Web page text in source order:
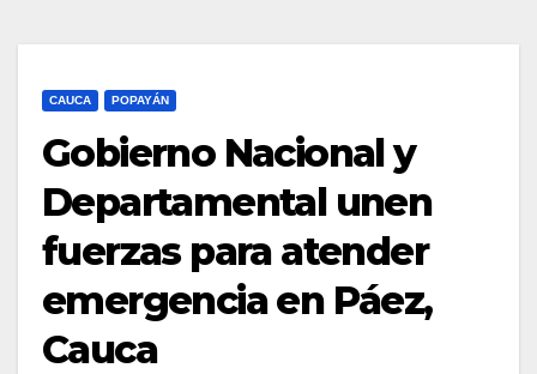
CAUCA POPAYÁN
Gobierno Nacional y
Departamental unen
fuerzas para atender
emergencia en Páez,
Cauca